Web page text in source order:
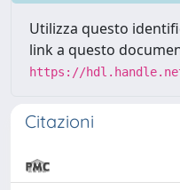
Utilizza questo
link a questo
https://
Citazioni